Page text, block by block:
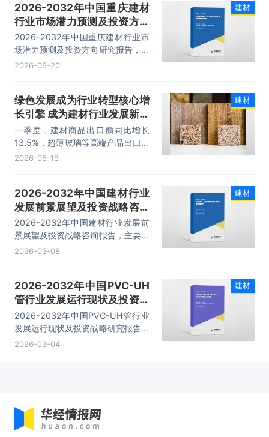
2026-2032年中国重庆建材
行业市场潜力预测及投资方向
研究报告
2026-2032年中国重庆建材行业市
场潜力预测及投资方向研究报告，主
要包括细分市场概况分析、重点企业
2026-05-20
建材
绿色发展成为行业转型核心增
长引擎 成为建材行业发展新亮
点
一季度，建材商品出口额同比增长
13.5%，超薄玻璃等高端产品出口增
幅超30%，国际竞争力持续提升。
2026-05-18
建材
2026-2032年中国建材行业
发展前景展望及投资战略咨询
报告
2026-2032年中国建材行业发展前
景展望及投资战略咨询报告，主要包
括行业竞争力剖析、投资现状及风险
2026-03-08
建材
2026-2032年中国PVC-UH
管行业发展运行现状及投资战
略研究报告
2026-2032年中国PVC-UH管行业
发展运行现状及投资战略研究报告，
主要包括行业重点企业竞争力分析、
2026-03-04
建材